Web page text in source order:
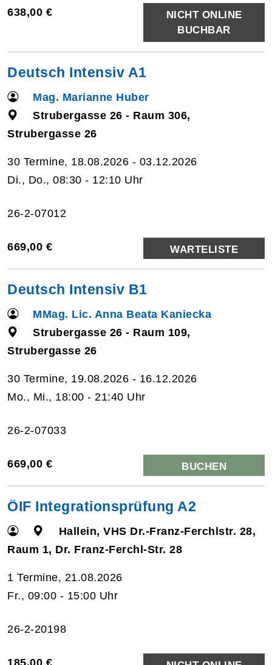
638,00 €
NICHT ONLINE
BUCHBAR
Deutsch Intensiv A1
Mag. Marianne Huber
Strubergasse 26 - Raum 306,
Strubergasse 26
30 Termine, 18.08.2026 - 03.12.2026
Di., Do., 08:30 - 12:10 Uhr
26-2-07012
669,00 € WARTELISTE
Deutsch Intensiv B1
MMag. Lic. Anna Beata Kaniecka
Strubergasse 26 - Raum 109,
Strubergasse 26
30 Termine, 19.08.2026 - 16.12.2026
Mo., Mi., 18:00 - 21:40 Uhr
26-2-07033
669,00 € BUCHEN
ÖIF Integrationsprüfung A2
Hallein, VHS Dr.-Franz-Ferchlstr. 28,
Raum 1, Dr. Franz-Ferchl-Str. 28
1 Termine, 21.08.2026
Fr., 09:00 - 15:00 Uhr
26-2-20198
185,00 €